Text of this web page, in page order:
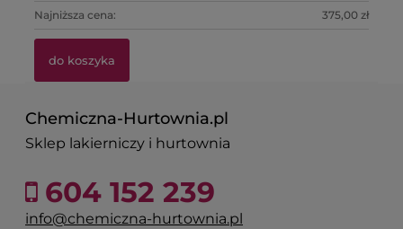
Najniższa cena: 375,00 zł
do koszyka
Chemiczna-Hurtownia.pl
Sklep lakierniczy i hurtownia
604 152 239
info@chemiczna-hurtownia.pl